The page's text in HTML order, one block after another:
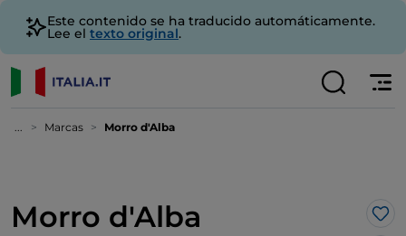
Este contenido se ha traducido automáticamente.
Lee el texto original.
... Marcas Morro d'Alba
Morro d'Alba Me